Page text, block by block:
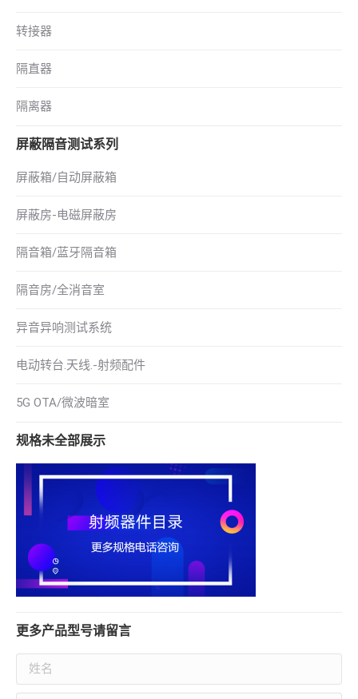
转接器
隔直器
隔离器
屏蔽隔音测试系列
屏蔽箱/自动屏蔽箱
屏蔽房-电磁屏蔽房
隔音箱/蓝牙隔音箱
隔音房/全消音室
异音异响测试系统
电动转台.天线.-射频配件
5G OTA/微波暗室
规格未全部展示
更多产品型号请留言
姓名